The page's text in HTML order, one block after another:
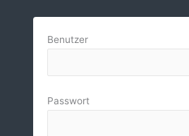
Benutzer
Passwort